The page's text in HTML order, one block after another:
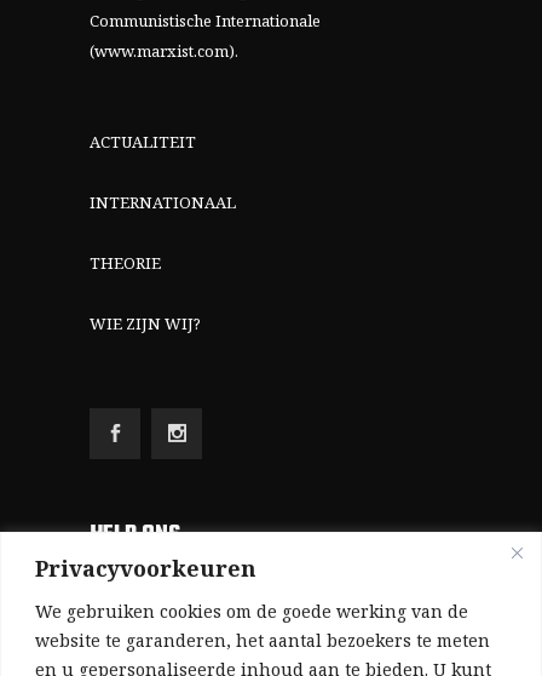
Privacyvoorkeuren
We gebruiken cookies om de goede werking van de
website te garanderen, het aantal bezoekers te meten
en u gepersonaliseerde inhoud aan te bieden. U kunt
Communistische Internationale
(www.marxist.com).
ACTUALITEIT
INTERNATIONAAL
THEORIE
WIE ZIJN WIJ?
HELP ONS
Aangezien we volledig zelf gefinancierd zijn
(zonder subsidies, zonder commerciële
advertenties en zonder rijke sponsors), zijn we